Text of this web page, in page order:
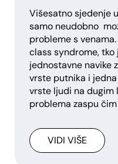
Višesatno sjedenje
samo neudobno
probleme s
class syndrome, tko
jednostavne navike
vrste putnika i
vrste ljudi na dugim
problema zaspu
VIDI VIŠE